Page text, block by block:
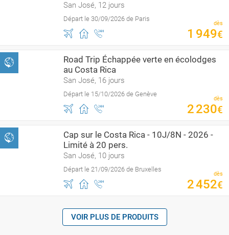
San José, 12 jours
Départ le 30/09/2026 de Paris
dès
1 949€
Road Trip Échappée verte en écolodges
au Costa Rica
San José, 16 jours
Départ le 15/10/2026 de Genève
dès
2230€
Cap sur le Costa Rica - 10J/8N - 2026 -
Limité à 20 pers.
San José, 10 jours
Départ le 21/09/2026 de Bruxelles
dès
2452€
VOIR PLUS DE PRODUITS